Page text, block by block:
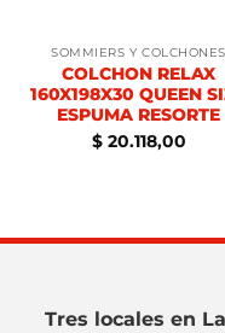
SOMMIERS Y COLCHONES
COLCHON RELAX
160X198X30 QUEEN
ESPUMA RESORTE
$20.118,00
Tres locales en